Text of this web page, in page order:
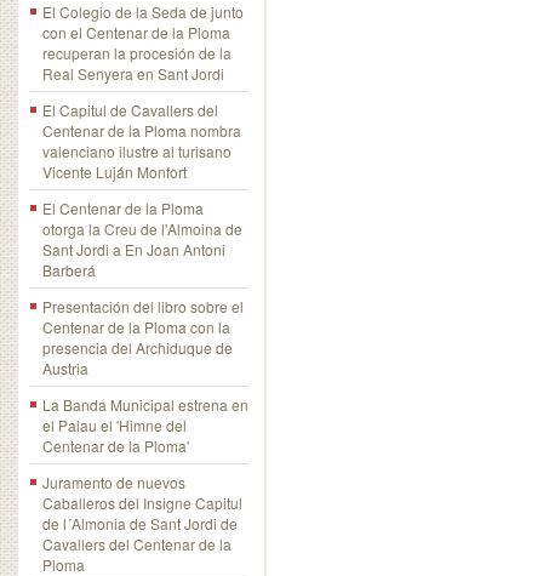
El Colegio de la Seda de junto
con el Centenar de la Ploma
recuperan la procesión de la
Real Senyera en Sant Jordi
El Capitul de Cavallers del
Centenar de la Ploma nombra
valenciano ilustre al turisano
Vicente Luján Monfort
El Centenar de la Ploma
otorga la Creu de l'Almoina de
Sant Jordi a En Joan Antoni
Barberá
Presentación del libro sobre el
Centenar de la Ploma con la
presencia del Archiduque de
Austria
La Banda Municipal estrena en
el Palau el 'Himne del
Centenar de la Ploma'
Juramento de nuevos
Caballeros del Insigne Capitul
de l´Almonia de Sant Jordi de
Cavallers del Centenar de la
Ploma